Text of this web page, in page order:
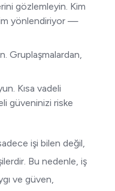
gözlemleyin. Kim
yönlendiriyor —
Gruplaşmalardan,
Kısa vadeli
güveninizi riske
işi bilen değil,
Bu nedenle, iş
ve güven,